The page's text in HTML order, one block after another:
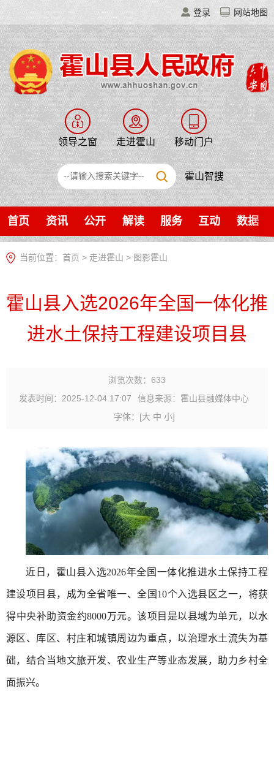
登录 网站地图
领导之窗 走进霍山 移动门户
霍山智搜
首页 资讯 公开 解读 服务 互动 数据
当前位置： 首页 > 走进霍山 > 图影霍山
霍山县入选2026年全国一体化推
进水土保持工程建设项目县
浏览次数： 633
发表时间：2025-12-04 17:07
信息来源：霍山县融媒体中心
字体： [大 中 小]
近日，霍山县入选2026年全国一体化推进水土保持工程
建设项目县，成为全省唯一、全国10个入选县区之一，将获
得中央补助资金约8000万元。该项目是以县域为单元，以水
源区、库区、村庄和城镇周边为重点，以治理水土流失为基
础，结合当地文旅开发、农业生产等业态发展，助力乡村全
面振兴。